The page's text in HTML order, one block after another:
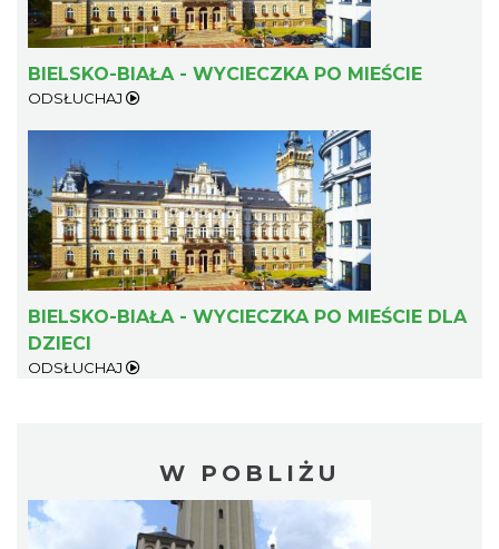
BIELSKO-BIAŁA - WYCIECZKA PO MIEŚCIE
ODSŁUCHAJ
BIELSKO-BIAŁA - WYCIECZKA PO MIEŚCIE DLA
DZIECI
ODSŁUCHAJ
W POBLIŻU